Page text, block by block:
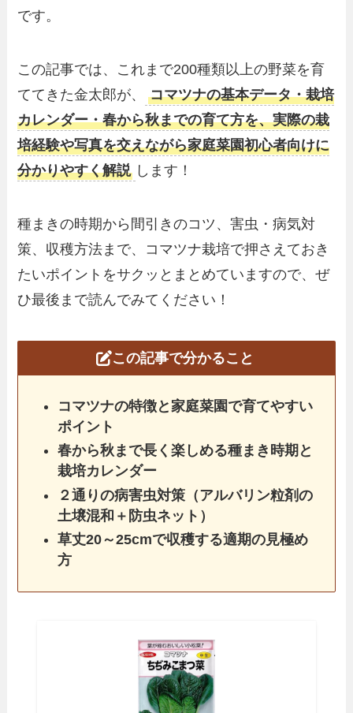
です。
この記事では、これまで200種類以上の野菜を育
ててきた金太郎が、
コマツナの基本データ・栽培
カレンダー・春から秋までの育て方を、実際の栽
培経験や写真を交えながら家庭菜園初心者向けに
分かりやすく解説 します！
種まきの時期から間引きのコツ、害虫・病気対
策、収穫方法まで、コマツナ栽培で押さえておき
たいポイントをサクッとまとめていますので、ぜ
ひ最後まで読んでみてください！
この記事で分かること
コマツナの特徴と家庭菜園で育てやすい
ポイント
春から秋まで長く楽しめる種まき時期と
栽培カレンダー
２通りの病害虫対策（アルバリン粒剤の
土壌混和＋防虫ネット）
草丈20～25cmで収穫する適期の見極め
方